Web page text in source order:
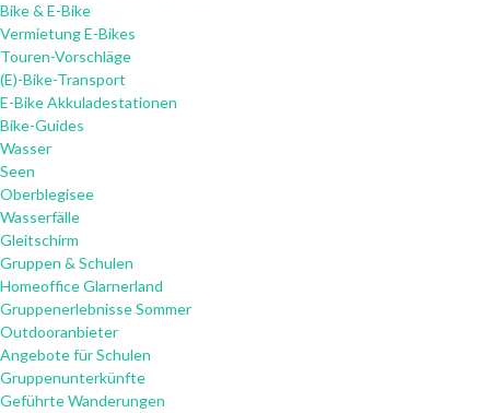
Bike & E-Bike
Vermietung E-Bikes
Touren-Vorschläge
(E)-Bike-Transport
E-Bike Akkuladestationen
Bike-Guides
Wasser
Seen
Oberblegisee
Wasserfälle
Gleitschirm
Gruppen & Schulen
Homeoffice Glarnerland
Gruppenerlebnisse Sommer
Outdooranbieter
Angebote für Schulen
Gruppenunterkünfte
Geführte Wanderungen